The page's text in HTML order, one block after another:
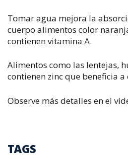
Tomar agua mejora la
cuerpo alimentos color
contienen vitamina A.
Alimentos como las lentejas,
contienen zinc que beneficia a
Observe más detalles en el
TAGS